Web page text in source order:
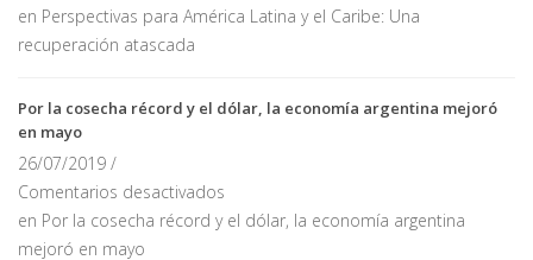
en Perspectivas para América Latina y el Caribe: Una
recuperación atascada
Por la cosecha récord y el dólar, la economía argentina mejoró
en mayo
26/07/2019 /
Comentarios desactivados
en Por la cosecha récord y el dólar, la economía argentina
mejoró en mayo